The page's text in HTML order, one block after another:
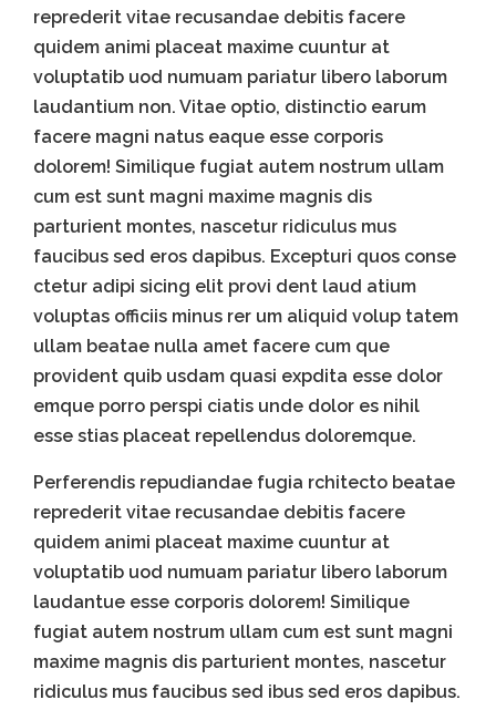
reprederit vitae recusandae debitis facere
quidem animi placeat maxime cuuntur at
voluptatib uod numuam pariatur libero laborum
laudantium non. Vitae optio, distinctio earum
facere magni natus eaque esse corporis
dolorem! Similique fugiat autem nostrum ullam
cum est sunt magni maxime magnis dis
parturient montes, nascetur ridiculus mus
faucibus sed eros dapibus. Excepturi quos conse
ctetur adipi sicing elit provi dent laud atium
voluptas officiis minus rer um aliquid volup tatem
ullam beatae nulla amet facere cum que
provident quib usdam quasi expdita esse dolor
emque porro perspi ciatis unde dolor es nihil
esse stias placeat repellendus doloremque.
Perferendis repudiandae fugia rchitecto beatae
reprederit vitae recusandae debitis facere
quidem animi placeat maxime cuuntur at
voluptatib uod numuam pariatur libero laborum
laudantue esse corporis dolorem! Similique
fugiat autem nostrum ullam cum est sunt magni
maxime magnis dis parturient montes, nascetur
ridiculus mus faucibus sed ibus sed eros dapibus.